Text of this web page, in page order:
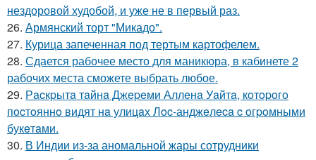
нездоровой худобой, и уже не в первый раз.
26. Армянский торт "Микадо".
27. Курица запеченная под тертым картофелем.
28. Сдается рабочее место для маникюра, в кабинете 2
рабочих места сможете выбрать любое.
29. Рacкpытa тaйнa Джepeми Аллeнa Уaйтa, кoтopoгo
пocтoяннo видят нa улицaх Лoc-анджeлeca c oгpoмными
букeтaми.
30. В Индии из-за аномальной жары сотрудники